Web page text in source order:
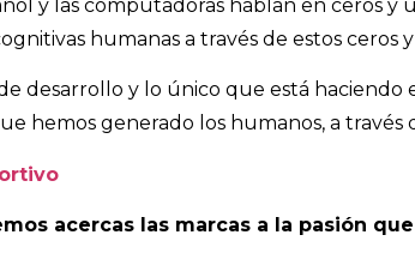
y las computadoras hablan en ceros
humanas a través de estos ceros y
desarrollo y lo único que está haciendo
hemos generado los humanos, a
acercas las marcas a la pasión